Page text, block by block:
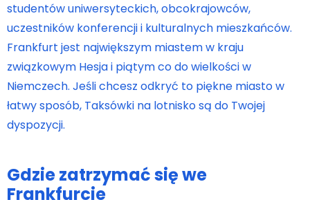
studentów uniwersyteckich, obcokrajowców,
uczestników konferencji i kulturalnych mieszkańców.
Frankfurt jest największym miastem w kraju
związkowym Hesja i piątym co do wielkości w
Niemczech. Jeśli chcesz odkryć to piękne miasto w
łatwy sposób, Taksówki na lotnisko są do Twojej
dyspozycji.
Gdzie zatrzymać się we
Frankfurcie